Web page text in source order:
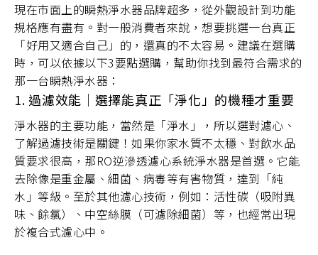
現在市面上的瞬熱淨水器品牌超多，從外觀設計到功能
規格應有盡有。對一般消費者來說，想要挑選一台真正
「好用又適合自己」的，還真的不太容易。建議在選購
時，可以依據以下3要點選購，幫助你找到最符合需求的
那一台瞬熱淨水器：
1. 過濾效能｜選擇能真正「淨化」的機種才重要
淨水器的主要功能，當然是「淨水」，所以選對濾心、
了解過濾技術是關鍵！如果你家水質不太穩、對飲水品
質要求很高，那RO逆滲透濾心系統淨水器是首選。它能
去除像是重金屬、細菌、病毒等有害物質，達到「純
水」等級。至於其他濾心技術，例如：活性碳（吸附異
味、餘氯）、中空絲膜（可濾除細菌）等，也經常出現
於複合式濾心中。